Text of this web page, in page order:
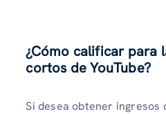
¿Cómo calificar para
cortos de YouTube?
Si desea obtener ingresos